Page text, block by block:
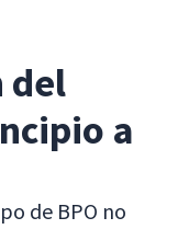
del
a
de BPO no